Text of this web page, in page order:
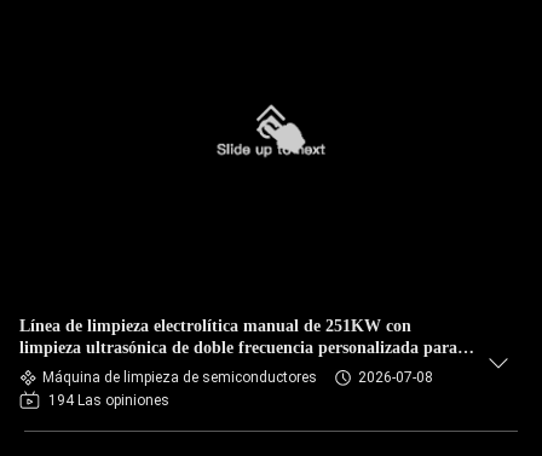
Línea de limpieza electrolítica manual de 251KW con
limpieza ultrasónica de doble frecuencia personalizada para el
cuerpo de la válvula y los componentes de semiconductores
Máquina de limpieza de semiconductores
2026-07-08
194 Las opiniones